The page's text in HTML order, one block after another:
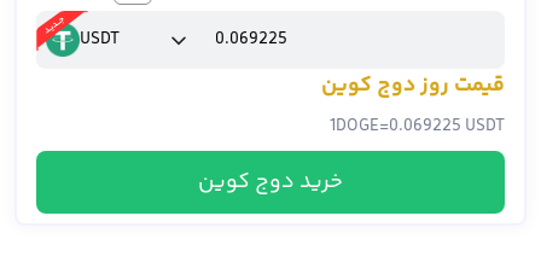
USDT
قیمت روز دوج کوین
1DOGE=0.069225 USDT
خرید دوج کوین